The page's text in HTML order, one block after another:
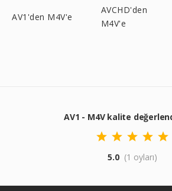
AV1'den M4V'e
AVCHD'den
M4V'e
AV1 - M4V kalite
5.0 (1 oyları)